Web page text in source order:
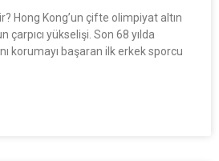
Hong Kong’un çifte olimpiyat altın
çarpıcı yükselişi. Son 68 yılda
korumayı başaran ilk erkek sporcu